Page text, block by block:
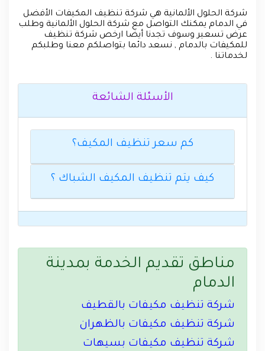
شركة الحلول الألمانية هي شركة تنظيف المكيفات الأفضل
في الدمام يمكنك التواصل مع شركة الحلول الألمانية وطلب
عرض تسعير وسوف تجدنا أيضا ارخص شركة تنظيف
للمكيفات بالدمام , نسعد دائما بتواصلكم معنا وطلبكم
لخدماتنا .
الأسئلة الشائعة
كم سعر تنظيف المكيف؟
كيف يتم تنظيف المكيف الشباك ؟
مناطق تقديم الخدمة بمدينة
الدمام
شركة تنظيف مكيفات بالقطيف
شركة تنظيف مكيفات بالظهران
شركة تنظيف مكيفات بسيهات